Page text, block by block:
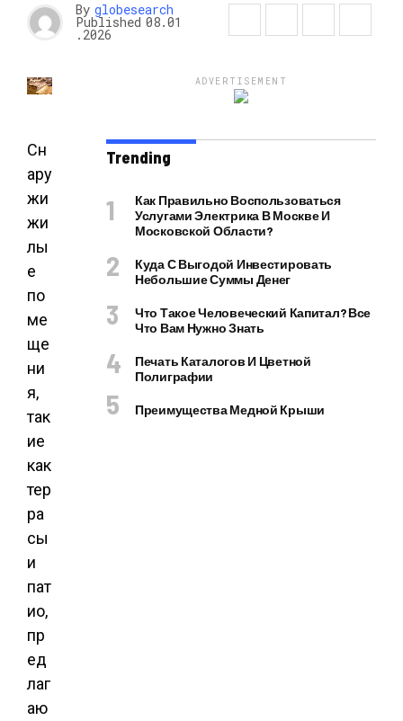
By globesearch
Published 08.01
.2026
Сн
ару
жи
жи
лы
е
по
ме
ще
ни
я,
так
ие
как
тер
ра
сы
и
пат
ио,
пр
ед
лаг
аю
ADVERTISEMENT
Trending
Как Правильно Воспользоваться
Услугами Электрика В Москве И
Московской Области?
Куда С Выгодой Инвестировать
Небольшие Суммы Денег
Что Такое Человеческий Капитал? Все
Что Вам Нужно Знать
Печать Каталогов И Цветной
Полиграфии
Преимущества Медной Крыши